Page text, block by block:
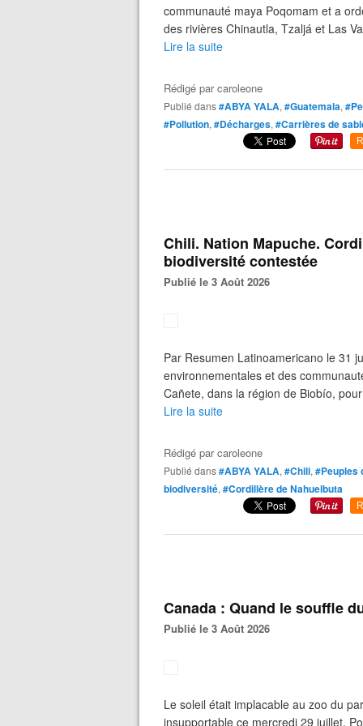
communauté maya Poqomam et a
des rivières Chinautla, Tzaljá et Las
Lire la suite
Rédigé parcaroleone
Publié dans#ABYA YALA, #Guatemala,
#Pollution, #Décharges, #Carrières de
Chili. Nation Mapuche.
biodiversité contestée
Publié le 3 Août 2026
Par Resumen Latinoamericano le 31
environnementales et des
Cañete, dans la région de Biobío,
Lire la suite
Rédigé parcaroleone
Publié dans#ABYA YALA, #Chili, #Peuples
biodiversité, #Cordillère de Nahuelbuta
Canada : Quand le souffle
Publié le 3 Août 2026
Le soleil était implacable au zoo du
insupportable ce mercredi 29 juillet.